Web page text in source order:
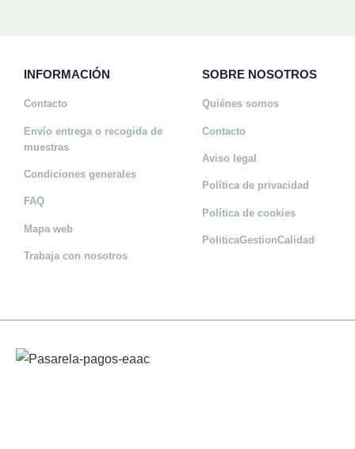
INFORMACIÓN
Contacto
Envío entrega o recogida de
muestras
Condiciones generales
FAQ
Mapa web
Trabaja con nosotros
SOBRE NOSOTROS
Quiénes somos
Contacto
Aviso legal
Política de privacidad
Política de cookies
PoliticaGestionCalidad